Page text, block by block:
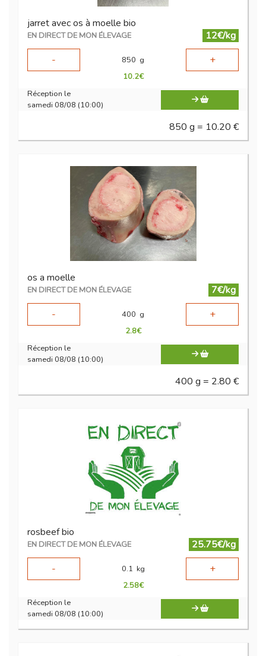
jarret avec os à moelle bio
EN DIRECT DE MON ÉLEVAGE
12€/kg
-
850 g +
10.2€
Réception le
samedi 08/08 (10:00)
850 g = 10.20 €
os a moelle
EN DIRECT DE MON ÉLEVAGE
7€/kg
-
400 g +
2.8€
Réception le
samedi 08/08 (10:00)
400 g = 2.80 €
rosbeef bio
EN DIRECT DE MON ÉLEVAGE
25.75€/kg
-
0.1 kg +
2.58€
Réception le
samedi 08/08 (10:00)